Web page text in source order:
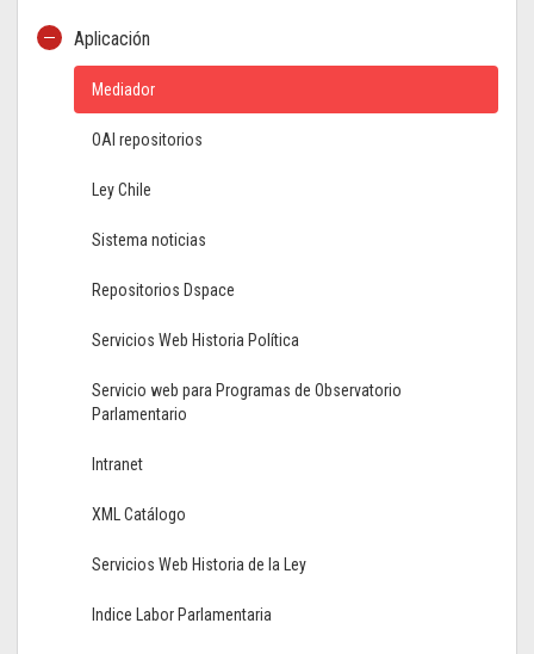
Aplicación
Mediador
OAI repositorios
Ley Chile
Sistema noticias
Repositorios Dspace
Servicios Web Historia Política
Servicio web para Programas de Observatorio
Parlamentario
Intranet
XML Catálogo
Servicios Web Historia de la Ley
Indice Labor Parlamentaria